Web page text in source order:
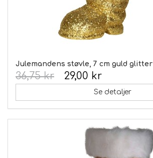
Julemandens støvle, 7 cm guld glitter
29,00 kr
36,75 kr
Se detaljer